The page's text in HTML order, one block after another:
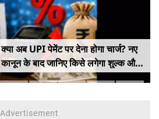
क्या अब UPI पेमेंट पर देना होगा चार्ज? नए
कानून के बाद जानिए किसे लगेगा शुल्क और
किसे नहीं